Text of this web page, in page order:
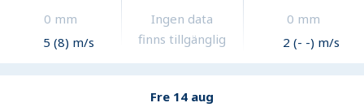
0 mm
5 (8) m/s
Ingen data
finns tillgänglig
0 mm
2 (- -) m/s
Fre 14 aug